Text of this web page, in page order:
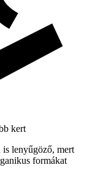
kert
is lenyűgöző, mert
formákat